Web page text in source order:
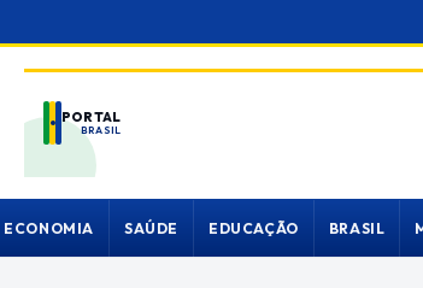
PORTAL
BRASIL
ECONOMIA SAÚDE EDUCAÇÃO BRASIL